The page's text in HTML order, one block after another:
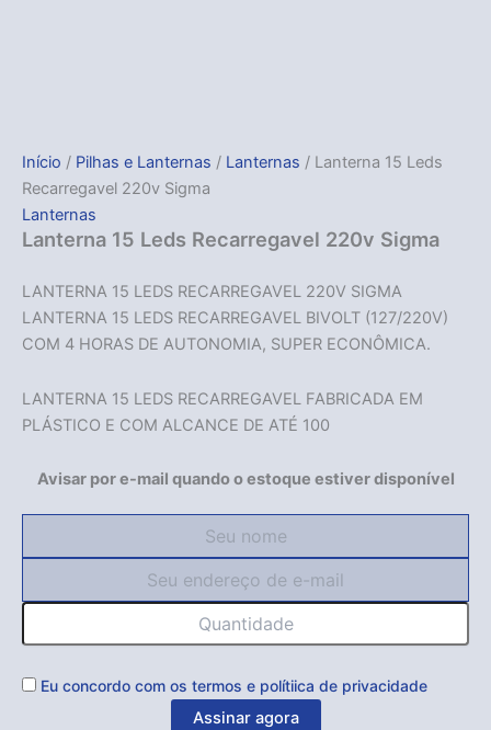
Início / Pilhas e Lanternas / Lanternas / Lanterna 15 Leds
Recarregavel 220v Sigma
Lanternas
Lanterna 15 Leds Recarregavel 220v Sigma
LANTERNA 15 LEDS RECARREGAVEL 220V SIGMA
LANTERNA 15 LEDS RECARREGAVEL BIVOLT (127/220V)
COM 4 HORAS DE AUTONOMIA, SUPER ECONÔMICA.
LANTERNA 15 LEDS RECARREGAVEL FABRICADA EM
PLÁSTICO E COM ALCANCE DE ATÉ 100
Avisar por e-mail quando o estoque estiver disponível
Eu concordo com os termos e polítiica de privacidade
Assinar agora